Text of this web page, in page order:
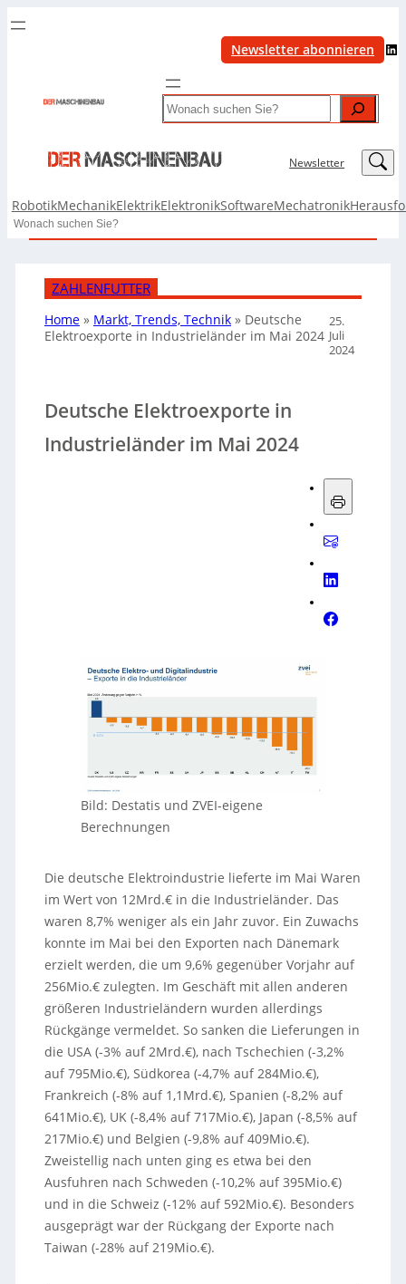
Newsletter abonnieren LinkedIn
Search
Newsletter LinkedIn
RobotikMechanikElektrikElektronikSoftwareMechatronik
Search
ZAHLENFUTTER
Home» Markt, Trends, Technik» Deutsche
Elektroexporte in Industrieländer im Mai 2024
25.
Juli
2024
Deutsche Elektroexporte in
Industrieländer im Mai 2024
Bild: Destatis und ZVEI-eigene
Berechnungen
Die deutsche Elektroindustrie lieferte im Mai Waren
im Wert von 12Mrd.€ in die Industrieländer. Das
waren 8,7% weniger als ein Jahr zuvor. Ein Zuwachs
konnte im Mai bei den Exporten nach Dänemark
erzielt werden, die um 9,6% gegenüber Vorjahr auf
256Mio.€ zulegten. Im Geschäft mit allen anderen
größeren Industrieländern wurden allerdings
Rückgänge vermeldet. So sanken die Lieferungen in
die USA (-3% auf 2Mrd.€), nach Tschechien (-3,2%
auf 795Mio.€), Südkorea (-4,7% auf 284Mio.€),
Frankreich (-8% auf 1,1Mrd.€), Spanien (-8,2% auf
641Mio.€), UK (-8,4% auf 717Mio.€), Japan (-8,5% auf
217Mio.€) und Belgien (-9,8% auf 409Mio.€).
Zweistellig nach unten ging es etwa bei den
Ausfuhren nach Schweden (-10,2% auf 395Mio.€)
und in die Schweiz (-12% auf 592Mio.€). Besonders
ausgeprägt war der Rückgang der Exporte nach
Taiwan (-28% auf 219Mio.€).